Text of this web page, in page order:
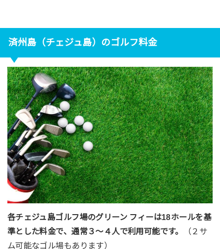
済州島（チェジュ島）のゴルフ料金
各チェジュ島ゴルフ場のグリーン フィーは18ホールを基
準とした料金で、通常３〜４人で利用可能です。
（２サ
ム可能なゴル場もあります）